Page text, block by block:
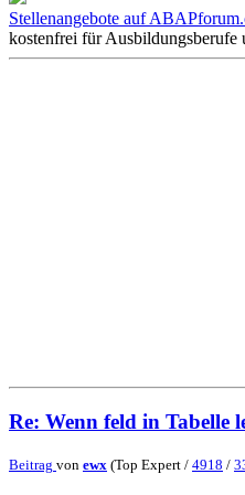
Stellenangebote auf
kostenfrei für Ausbildungsberufe
Re: Wenn feld in Tabelle
Beitrag von ewx (Top Expert / 4918 /